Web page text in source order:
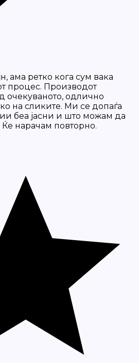
ама ретко кога сум вака
процес. Производот
очекуваното, одлично
на сликите. Ми се допаѓа
беа јасни и што можам да
нарачам повторно.